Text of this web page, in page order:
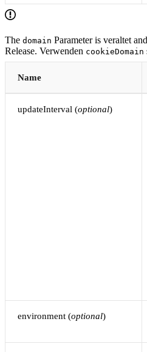
The domain Parameter is veraltet
Release. Verwenden cookieDomain
Name
updateInterval (optional)
environment (optional)